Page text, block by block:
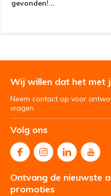
gevonden!...
Wij willen dat het met
Neem contact op voor
vragen
Volg ons
Ontvang de nieuwste
promoties